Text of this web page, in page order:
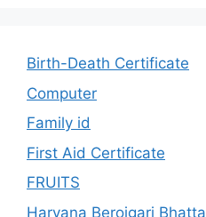
Birth-Death Certificate
Computer
Family id
First Aid Certificate
FRUITS
Haryana Berojgari Bhatta